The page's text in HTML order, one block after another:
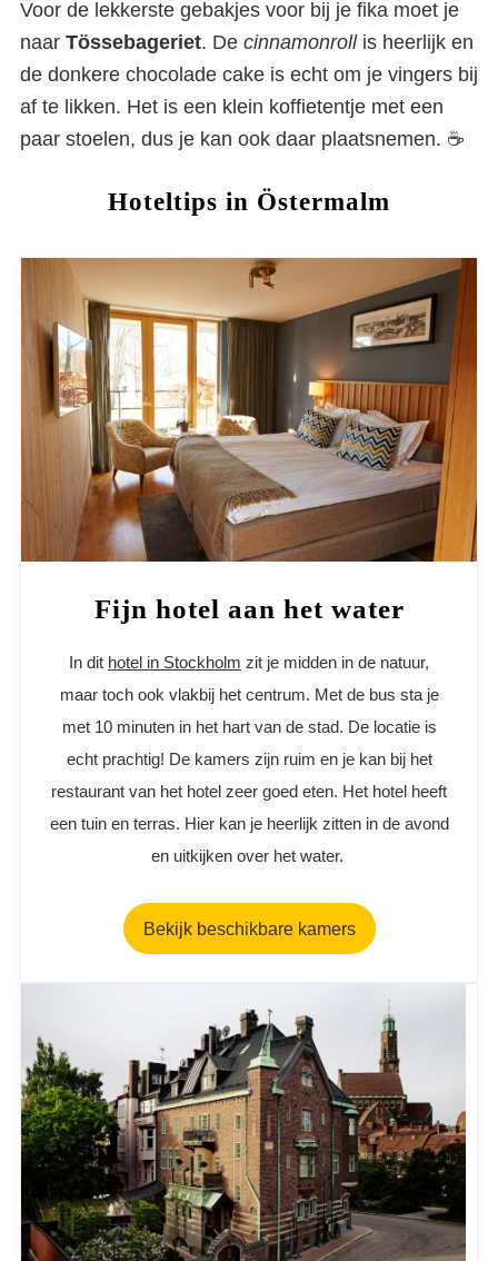
Voor de lekkerste gebakjes voor bij je fika moet je
naar Tössebageriet. De cinnamonroll is heerlijk en
de donkere chocolade cake is echt om je vingers bij
af te likken. Het is een klein koffietentje met een
paar stoelen, dus je kan ook daar plaatsnemen. ☕
Hoteltips in Östermalm
Fijn hotel aan het water
In dit hotel in Stockholm zit je midden in de natuur,
maar toch ook vlakbij het centrum. Met de bus sta je
met 10 minuten in het hart van de stad. De locatie is
echt prachtig! De kamers zijn ruim en je kan bij het
restaurant van het hotel zeer goed eten. Het hotel heeft
een tuin en terras. Hier kan je heerlijk zitten in de avond
en uitkijken over het water.
Bekijk beschikbare kamers